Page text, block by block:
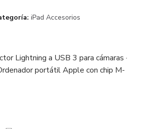
iPad Accesorios
Lightning a USB 3 para cámaras ·
portátil Apple con chip M-
Disponible con factura sin IVA